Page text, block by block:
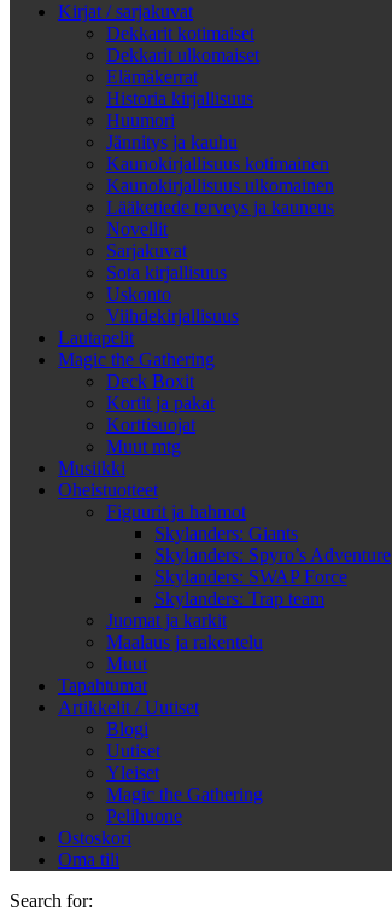
Kirjat / sarjakuvat
Dekkarit kotimaiset
Dekkarit ulkomaiset
Elämäkerrat
Historia kirjallisuus
Huumori
Jännitys ja kauhu
Kaunokirjallisuus kotimainen
Kaunokirjallisuus ulkomainen
Lääketiede terveys ja kauneus
Novellit
Sarjakuvat
Sota kirjallisuus
Uskonto
Viihdekirjallisuus
Lautapelit
Magic the Gathering
Deck Boxit
Kortit ja pakat
Korttisuojat
Muut mtg
Musiikki
Oheistuotteet
Figuurit ja hahmot
Skylanders: Giants
Skylanders: Spyro’s Adventure
Skylanders: SWAP Force
Skylanders: Trap team
Juomat ja karkit
Maalaus ja rakentelu
Muut
Tapahtumat
Artikkelit / Uutiset
Blogi
Uutiset
Yleiset
Magic the Gathering
Pelihuone
Ostoskori
Oma tili
Search for: